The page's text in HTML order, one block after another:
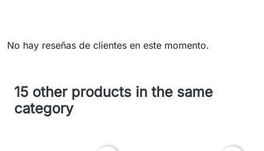
No hay reseñas de clientes en este momento.
15 other products in the same
category